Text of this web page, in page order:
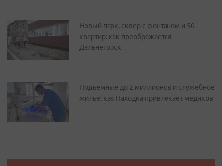
Новый парк, сквер с фонтаном и 50
квартир: как преображается
Дальнегорск
Подъемные до 2 миллионов и служебное
жилье: как Находка привлекает медиков